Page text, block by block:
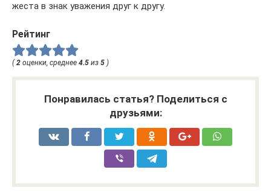
жеста в знак уважения друг к другу.
Рейтинг
( 2 оценки, среднее 4.5 из 5 )
Понравилась статья? Поделиться с
друзьями: